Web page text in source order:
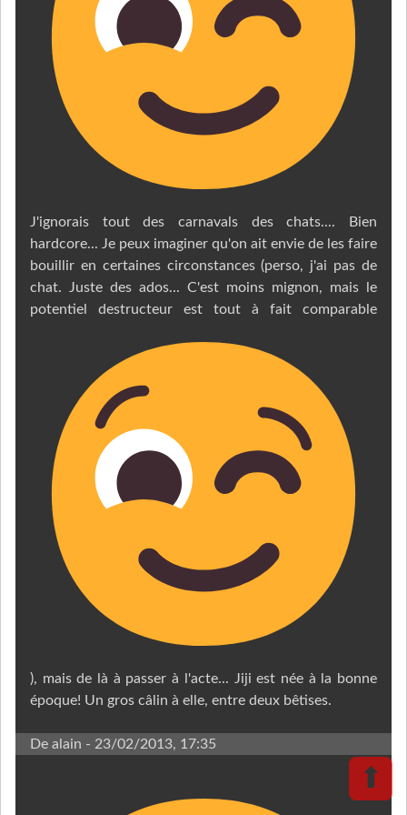
J'ignorais tout des carnavals des chats.... Bien
hardcore... Je peux imaginer qu'on ait envie de les faire
bouillir en certaines circonstances (perso, j'ai pas de
chat. Juste des ados... C'est moins mignon, mais le
potentiel destructeur est tout à fait comparable
), mais de là à passer à l'acte... Jiji est née à la bonne
époque! Un gros câlin à elle, entre deux bêtises.
De alain - 23/02/2013, 17:35
⬆